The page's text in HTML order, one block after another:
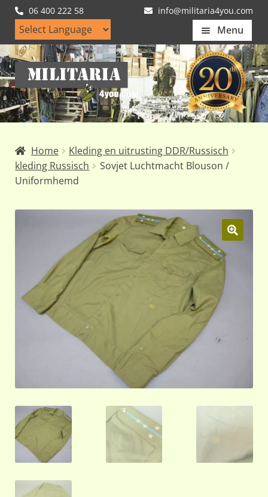
06 400 222 58 info@militaria4you.com
Menu
Home
Artikelen
Nieuws
Klantfotos
Ga
door
naar
navigatie
Ga
naar
de
inhoud
Home
Kleding en uitrusting DDR/Russisch
kleding Russisch
Sovjet Luchtmacht Blouson /
Uniformhemd